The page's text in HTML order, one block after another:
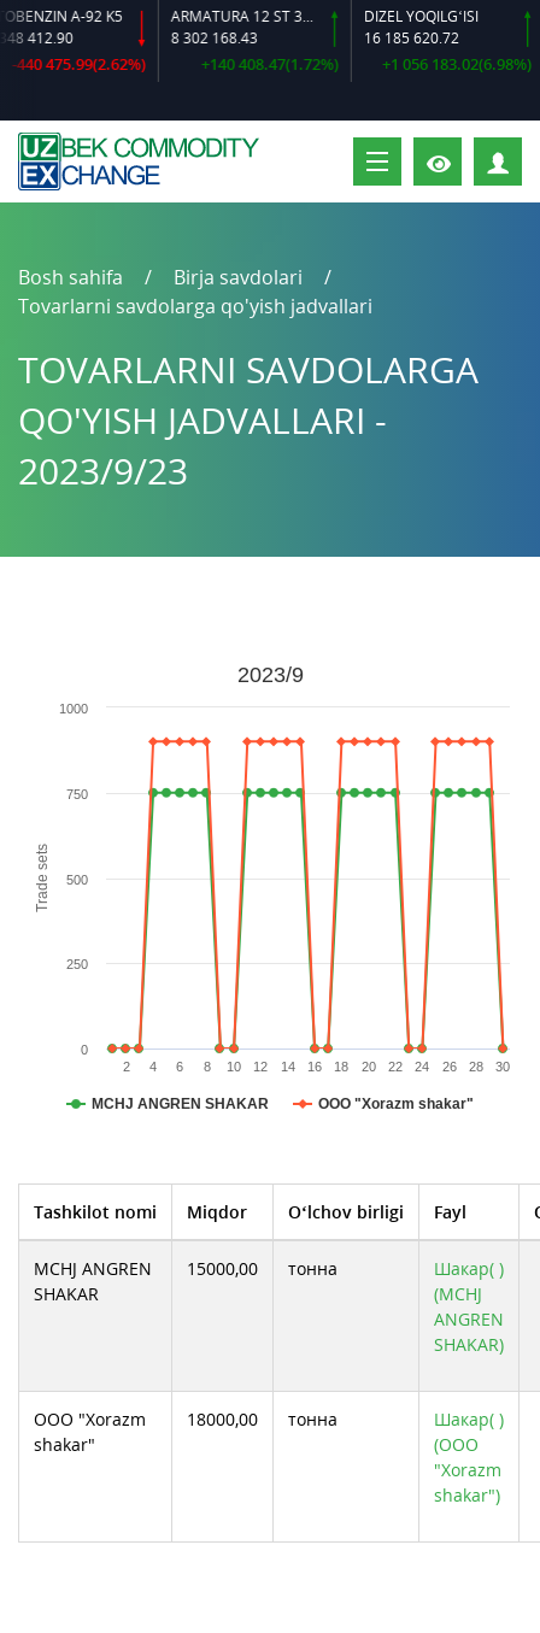
A-92 K5
475.99(2.62%)
ARMATURA 12 ST 35 GS O‘LCHAMLI
8 302 168.43
+140 408.47(1.72%)
DIZEL YOQILG‘ISI
16 185 620.72
+1 056 183.02(6.98%)
Bosh sahifa
Birja savdolari
Tovarlarni savdolarga qo'yish jadvallari
TOVARLARNI SAVDOLARGA
QO'YISH JADVALLARI -
2023/9/23
Trade sets
2023/9
МСHJ ANGREN SHAKAR ООО "Xorazm shakar"
2 4 6 8 10 12 14 16 18 20 22 24 26 28 30
0
250
500
750
1000
Tashkilot nomi Miqdor O‘lchov birligi Fayl
МСHJ ANGREN
SHAKAR
15000,00 тонна
Шакар( )
(МСHJ
ANGREN
SHAKAR)
ООО "Xorazm
shakar"
18000,00 тонна
Шакар( )
(ООО
"Xorazm
shakar")